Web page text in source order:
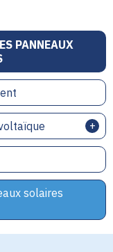
PANNEAUX
solaires